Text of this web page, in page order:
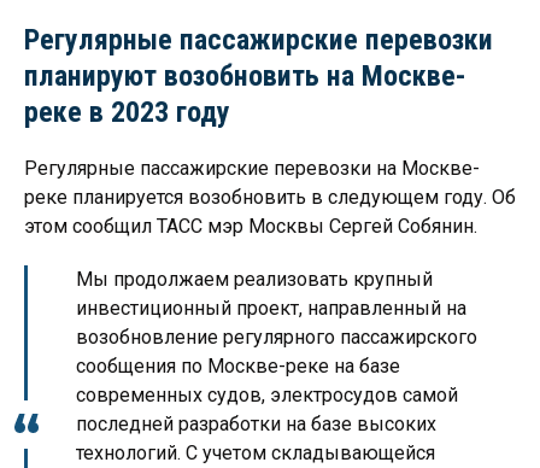
Регулярные пассажирские перевозки
планируют возобновить на Москве-
реке в 2023 году
Регулярные пассажирские перевозки на Москве-
реке планируется возобновить в следующем году. Об
этом сообщил ТАСС мэр Москвы Сергей Собянин.
Мы продолжаем реализовать крупный
инвестиционный проект, направленный на
возобновление регулярного пассажирского
сообщения по Москве-реке на базе
современных судов, электросудов самой
последней разработки на базе высоких
технологий. С учетом складывающейся